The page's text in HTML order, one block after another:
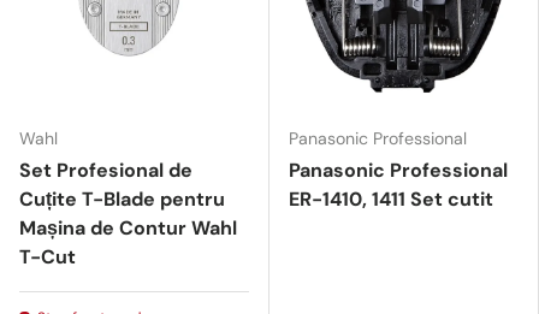
Wahl
Set Profesional de
Cuțite T-Blade pentru
Mașina de Contur Wahl
T-Cut
Panasonic Professional
Panasonic Professional
ER-1410, 1411 Set cutit